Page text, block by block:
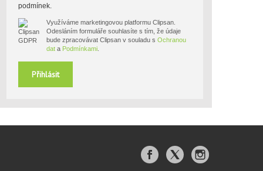
podmínek.
Využíváme marketingovou platformu Clipsan.
Odesláním formuláře souhlasíte s tím, že údaje
bude zpracovávat Clipsan v souladu s Ochranou
dat a Podmínkami
Přihlásit